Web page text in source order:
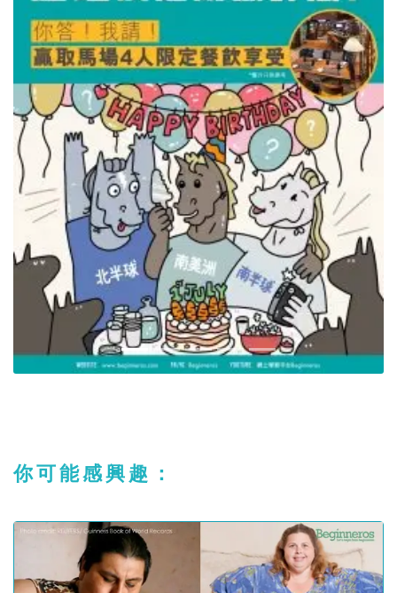
你可能感興趣：